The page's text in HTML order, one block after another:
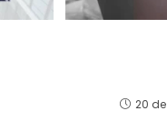
20